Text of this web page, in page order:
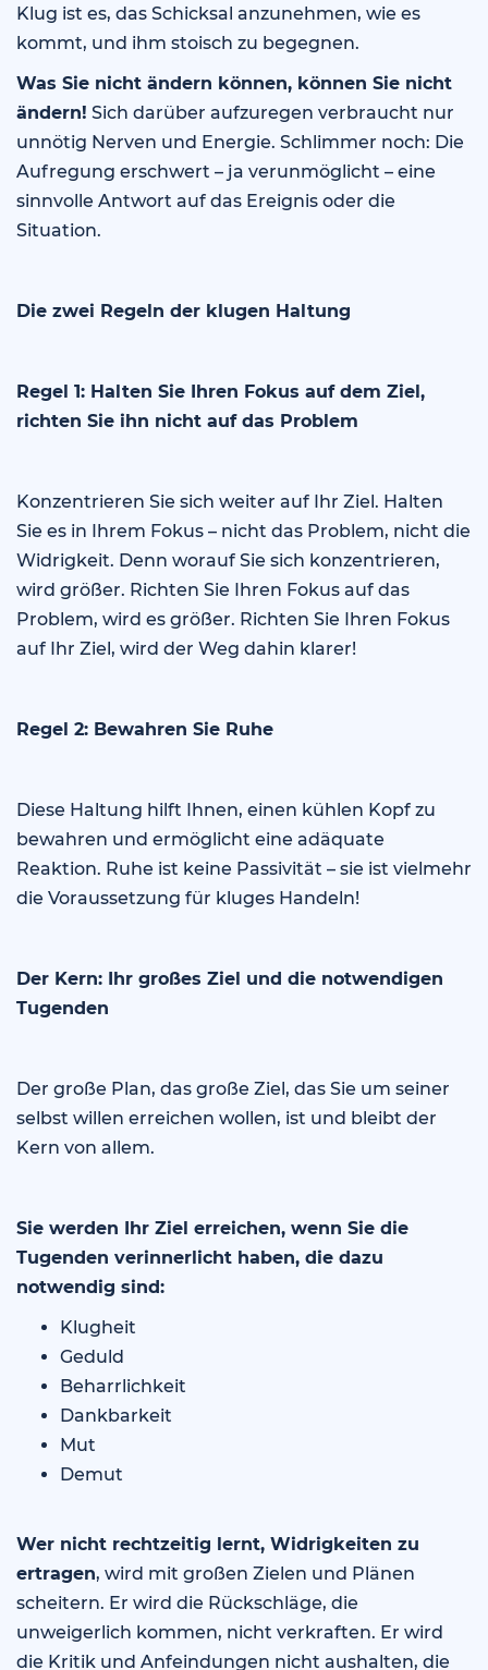
Klug ist es, das Schicksal anzunehmen, wie es
kommt, und ihm stoisch zu begegnen.
Was Sie nicht ändern können, können Sie nicht
ändern! Sich darüber aufzuregen verbraucht nur
unnötig Nerven und Energie. Schlimmer noch: Die
Aufregung erschwert – ja verunmöglicht – eine
sinnvolle Antwort auf das Ereignis oder die
Situation.
Die zwei Regeln der klugen Haltung
Regel 1: Halten Sie Ihren Fokus auf dem Ziel,
richten Sie ihn nicht auf das Problem
Konzentrieren Sie sich weiter auf Ihr Ziel. Halten
Sie es in Ihrem Fokus – nicht das Problem, nicht die
Widrigkeit. Denn worauf Sie sich konzentrieren,
wird größer. Richten Sie Ihren Fokus auf das
Problem, wird es größer. Richten Sie Ihren Fokus
auf Ihr Ziel, wird der Weg dahin klarer!
Regel 2: Bewahren Sie Ruhe
Diese Haltung hilft Ihnen, einen kühlen Kopf zu
bewahren und ermöglicht eine adäquate
Reaktion. Ruhe ist keine Passivität – sie ist vielmehr
die Voraussetzung für kluges Handeln!
Der Kern: Ihr großes Ziel und die notwendigen
Tugenden
Der große Plan, das große Ziel, das Sie um seiner
selbst willen erreichen wollen, ist und bleibt der
Kern von allem.
Sie werden Ihr Ziel erreichen, wenn Sie die
Tugenden verinnerlicht haben, die dazu
notwendig sind:
Klugheit
Geduld
Beharrlichkeit
Dankbarkeit
Mut
Demut
Wer nicht rechtzeitig lernt, Widrigkeiten zu
ertragen, wird mit großen Zielen und Plänen
scheitern. Er wird die Rückschläge, die
unweigerlich kommen, nicht verkraften. Er wird
die Kritik und Anfeindungen nicht aushalten, die